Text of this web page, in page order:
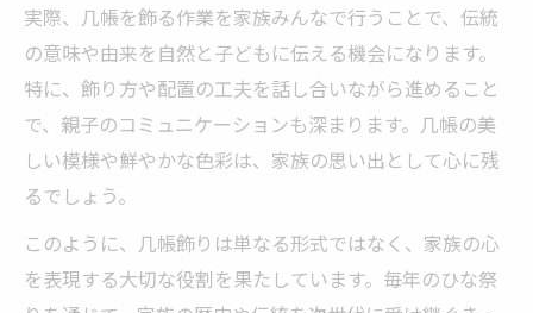
実際、几帳を飾る作業を家族みんなで行うことで、伝統
の意味や由来を自然と子どもに伝える機会になります。
特に、飾り方や配置の工夫を話し合いながら進めること
で、親子のコミュニケーションも深まります。几帳の美
しい模様や鮮やかな色彩は、家族の思い出として心に残
るでしょう。
このように、几帳飾りは単なる形式ではなく、家族の心
を表現する大切な役割を果たしています。毎年のひな祭